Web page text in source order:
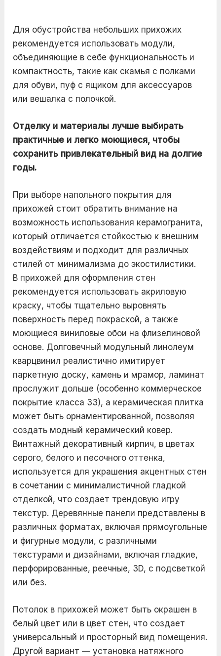
Для обустройства небольших прихожих
рекомендуется использовать модули,
объединяющие в себе функциональность и
компактность, такие как скамья с полками
для обуви, пуф с ящиком для аксессуаров
или вешалка с полочкой.
Отделку и материалы лучше выбирать
практичные и легко моющиеся, чтобы
сохранить привлекательный вид на долгие
годы.
При выборе напольного покрытия для
прихожей стоит обратить внимание на
возможность использования керамогранита,
который отличается стойкостью к внешним
воздействиям и подходит для различных
стилей от минимализма до экостилистики.
В прихожей для оформления стен
рекомендуется использовать акриловую
краску, чтобы тщательно выровнять
поверхность перед покраской, а также
моющиеся виниловые обои на флизелиновой
основе. Долговечный модульный линолеум
кварцвинил реалистично имитирует
паркетную доску, камень и мрамор, ламинат
прослужит дольше (особенно коммерческое
покрытие класса 33), а керамическая плитка
может быть орнаментированной, позволяя
создать модный керамический ковер.
Винтажный декоративный кирпич, в цветах
серого, белого и песочного оттенка,
используется для украшения акцентных стен
в сочетании с минималистичной гладкой
отделкой, что создает трендовую игру
текстур. Деревянные панели представлены в
различных форматах, включая прямоугольные
и фигурные модули, с различными
текстурами и дизайнами, включая гладкие,
перфорированные, реечные, 3D, с подсветкой
или без.
Потолок в прихожей может быть окрашен в
белый цвет или в цвет стен, что создает
универсальный и просторный вид помещения.
Другой вариант — установка натяжного